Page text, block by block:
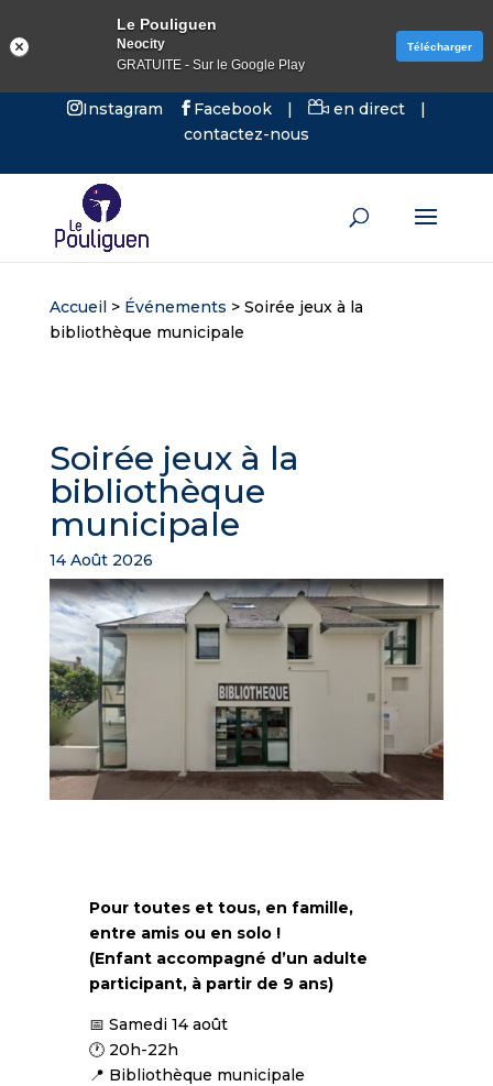
Instagram Facebook | en direct
|
contactez-nous
Accueil> Événements > Soirée jeux à la
bibliothèque municipale
Soirée jeux à la
bibliothèque
municipale
14 Août 2026
Pour toutes et tous, en famille,
entre amis ou en solo !
(Enfant accompagné d’un adulte
participant, à partir de 9 ans)​
📅 Samedi 14 août
🕐 20h-22h
📍 Bibliothèque municipale
Le Pouliguen
Neocity
GRATUITE - Sur le Google Play
Télécharger